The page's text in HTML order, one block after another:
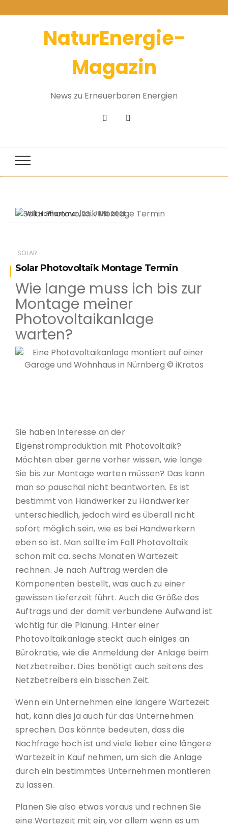
NaturEnergie-
Magazin
News zu Erneuerbaren Energien
SOLAR
Solar Photovoltaik Montage Termin
Willi Harhammer 23. JUNI 2021
Wie lange muss ich bis zur
Montage meiner
Photovoltaikanlage
warten?
Sie haben Interesse an der
Eigenstromproduktion mit Photovoltaik?
Möchten aber gerne vorher wissen, wie lange
Sie bis zur Montage warten müssen? Das kann
man so pauschal nicht beantworten. Es ist
bestimmt von Handwerker zu Handwerker
unterschiedlich, jedoch wird es überall nicht
sofort möglich sein, wie es bei Handwerkern
eben so ist. Man sollte im Fall Photovoltaik
schon mit ca. sechs Monaten Wartezeit
rechnen. Je nach Auftrag werden die
Komponenten bestellt, was auch zu einer
gewissen Lieferzeit führt. Auch die Größe des
Auftrags und der damit verbundene Aufwand ist
wichtig für die Planung. Hinter einer
Photovoltaikanlage steckt auch einiges an
Bürokratie, wie die Anmeldung der Anlage beim
Netzbetreiber. Dies benötigt auch seitens des
Netzbetreibers ein bisschen Zeit.
Wenn ein Unternehmen eine längere Wartezeit
hat, kann dies ja auch für das Unternehmen
sprechen. Das könnte bedeuten, dass die
Nachfrage hoch ist und viele lieber eine längere
Wartezeit in Kauf nehmen, um sich die Anlage
durch ein bestimmtes Unternehmen montieren
zu lassen.
Planen Sie also etwas voraus und rechnen Sie
eine Wartezeit mit ein, vor allem wenn es um